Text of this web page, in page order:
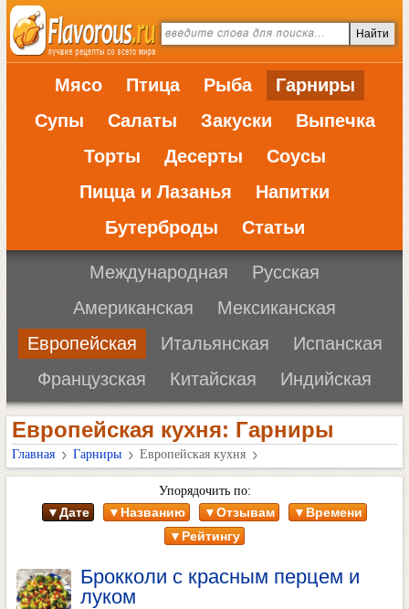
Мясо Птица Рыба
Гарниры
Супы
Салаты Закуски
Выпечка
Торты
Десерты
Соусы
Пицца и Лазанья
Напитки
Бутерброды
Статьи
Международная
Русская
Американская
Мексиканская
Европейская
Итальянская
Испанская
Французская
Китайская Индийская
Европейская кухня: Гарниры
Главная Гарниры Европейская кухня
Упорядочить по:
▼Дате ▼Названию ▼Отзывам
▼Времени
▼Рейтингу
Брокколи с красным перцем и
луком